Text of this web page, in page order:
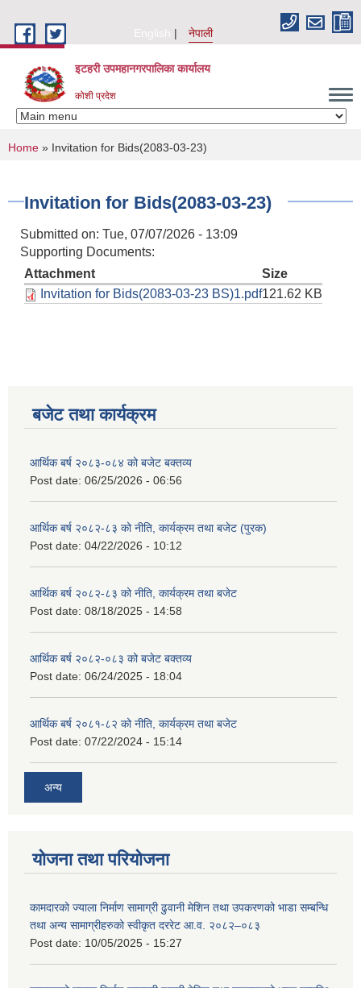
English
नेपाली
इटहरी उपमहानगरपालिका कार्यालय
कोशी प्रदेश
You are here
Home » Invitation for Bids(2083-03-23)
Invitation for Bids(2083-03-23)
Submitted on: Tue, 07/07/2026 - 13:09
Supporting Documents:
Attachment
Size
Invitation for Bids(2083-03-23 BS)1.pdf121.62 KB
बजेट तथा कार्यक्रम
आर्थिक बर्ष २०८३-०८४ को बजेट बक्तव्य
Post date: 06/25/2026 - 06:56
आर्थिक बर्ष २०८२-८३ को नीति, कार्यक्रम तथा बजेट (पुरक)
Post date: 04/22/2026 - 10:12
आर्थिक बर्ष २०८२-८३ को नीति, कार्यक्रम तथा बजेट
Post date: 08/18/2025 - 14:58
आर्थिक बर्ष २०८२-०८३ को बजेट बक्तव्य
Post date: 06/24/2025 - 18:04
आर्थिक बर्ष २०८१-८२ को नीति, कार्यक्रम तथा बजेट
Post date: 07/22/2024 - 15:14
अन्य
योजना तथा परियोजना
कामदारको ज्याला निर्माण सामाग्री ढुवानी मेशिन तथा उपकरणको भाडा सम्बन्धि
तथा अन्य सामाग्रीहरुको स्वीकृत दररेट आ.व. २०८२–०८३
Post date: 10/05/2025 - 15:27